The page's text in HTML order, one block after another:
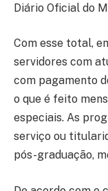
Diário Oficial do
Com esse total,
servidores com
com pagamento
o que é feito
especiais. As
serviço ou
pós-graduação,